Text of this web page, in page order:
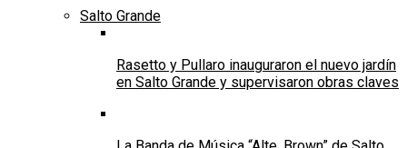
Salto Grande
Rasetto y Pullaro inauguraron el nuevo jardín
en Salto Grande y supervisaron obras claves